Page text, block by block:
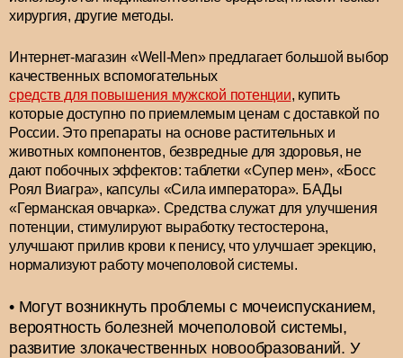
хирургия, другие методы.
Интернет-магазин «Well-Men» предлагает большой выбор
качественных вспомогательных
средств для повышения мужской потенции, купить
которые доступно по приемлемым ценам с доставкой по
России. Это препараты на основе растительных и
животных компонентов, безвредные для здоровья, не
дают побочных эффектов: таблетки «Супер мен», «Босс
Роял Виагра», капсулы «Сила императора». БАДы
«Германская овчарка». Средства служат для улучшения
потенции, стимулируют выработку тестостерона,
улучшают прилив крови к пенису, что улучшает эрекцию,
нормализуют работу мочеполовой системы.
Могут возникнуть проблемы с мочеиспусканием,
вероятность болезней мочеполовой системы,
развитие злокачественных новообразований. У